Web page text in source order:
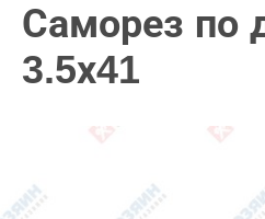
Саморез по
3.5х41